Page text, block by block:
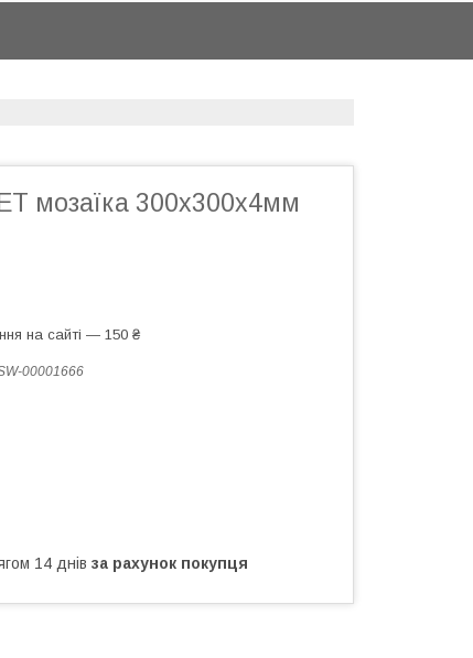
мозаїка 300х300х4мм
на сайті — 150 ₴
00001666
14 днів за рахунок покупця